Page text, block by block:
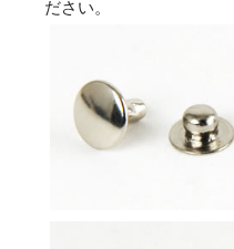
ださい。